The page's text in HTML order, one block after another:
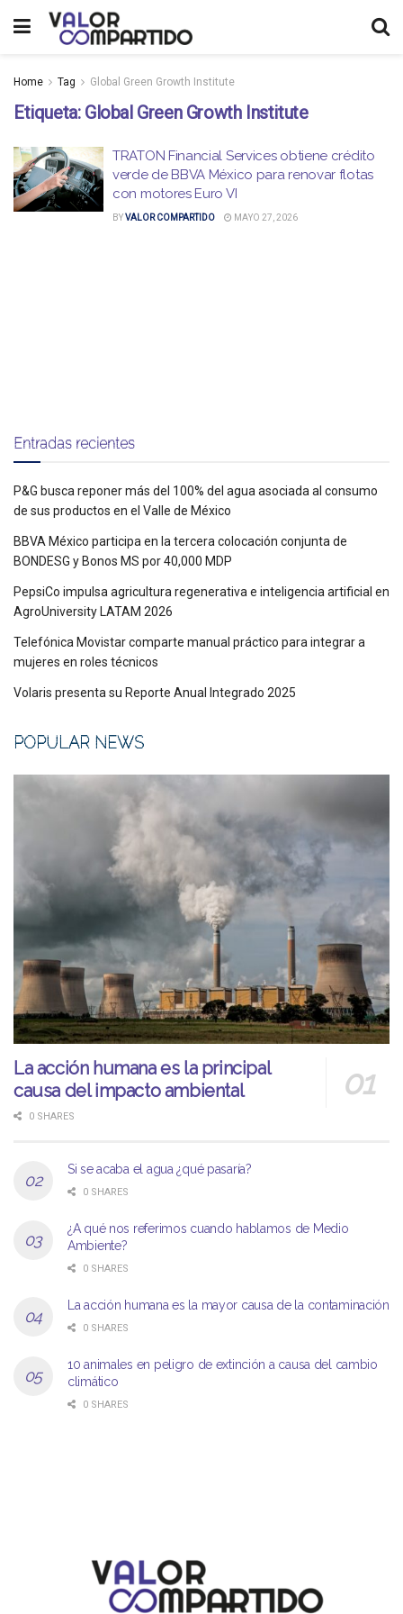
Home Tag Global Green Growth Institute
Etiqueta: Global Green Growth Institute
TRATON Financial Services obtiene crédito
verde de BBVA México para renovar flotas
con motores Euro VI
BYVALOR COMPARTIDO MAYO 27, 2026
Entradas recientes
P&G busca reponer más del 100% del agua asociada al consumo
de sus productos en el Valle de México
BBVA México participa en la tercera colocación conjunta de
BONDESG y Bonos MS por 40,000 MDP
PepsiCo impulsa agricultura regenerativa e inteligencia artificial en
AgroUniversity LATAM 2026
Telefónica Movistar comparte manual práctico para integrar a
mujeres en roles técnicos
Volaris presenta su Reporte Anual Integrado 2025
POPULAR NEWS
La acción humana es la principal
causa del impacto ambiental
0 SHARES
Si se acaba el agua ¿qué pasaría?
0 SHARES
¿A qué nos referimos cuando hablamos de Medio
Ambiente?
0 SHARES
La acción humana es la mayor causa de la contaminación
0 SHARES
10 animales en peligro de extinción a causa del cambio
climático
0 SHARES